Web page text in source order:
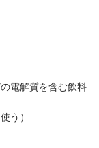
電解質を含む飲料
う）